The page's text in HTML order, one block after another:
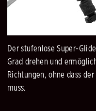
Der stufenlose Super-
Grad drehen und
Richtungen, ohne dass
muss.